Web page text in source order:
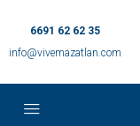
6691 62 62 35
info@vivemazatlan.com